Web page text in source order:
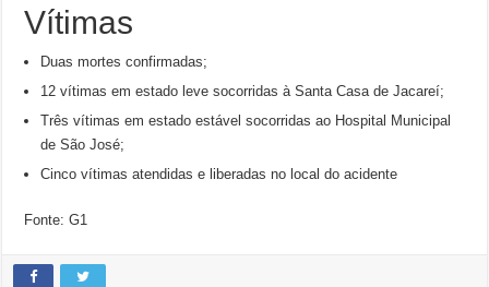
Vítimas
Duas mortes confirmadas;
12 vítimas em estado leve socorridas à Santa Casa de Jacareí;
Três vítimas em estado estável socorridas ao Hospital Municipal
de São José;
Cinco vítimas atendidas e liberadas no local do acidente
Fonte: G1